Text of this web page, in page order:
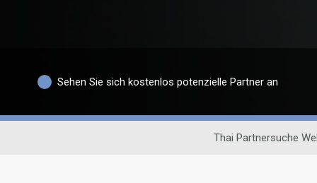
Sehen Sie sich kostenlos potenzielle Partner an
Thai Partnersuche